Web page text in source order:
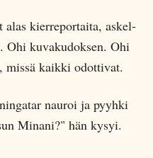
kierreportaita, askel-
Ohi kuvakudoksen. Ohi
missä kaikki odottivat.
nauroi ja pyyhki
Minani?" hän kysyi.